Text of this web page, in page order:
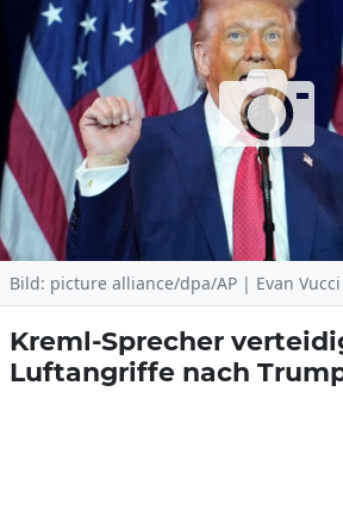
Bild: picture alliance/dpa/AP | Evan Vucci
Kreml-Sprecher
Luftangriffe nach